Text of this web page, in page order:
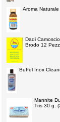
Aroma
Dadi
Brodo 12
Buffel Inox
Mannite
Tris 30 g.